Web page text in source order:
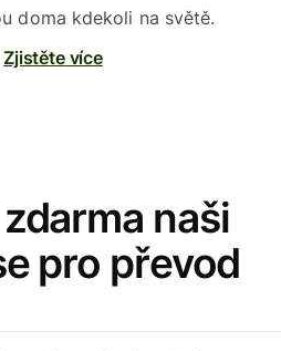
doma kdekoli na světě.
Zjistěte více
naši
pro převod